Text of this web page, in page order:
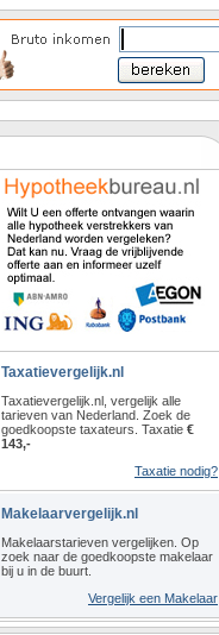
Taxatievergelijk.nl
Taxatievergelijk.nl, vergelijk alle
tarieven van Nederland. Zoek de
goedkoopste taxateurs. Taxatie €
143,-
Taxatie nodig?
Makelaarvergelijk.nl
Makelaarstarieven vergelijken. Op
zoek naar de goedkoopste makelaar
bij u in de buurt.
Vergelijk een Makelaar